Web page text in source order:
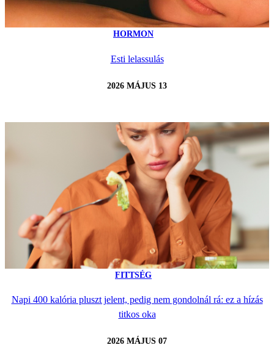
HORMON
Esti lelassulás
2026 MÁJUS 13
FITTSÉG
Napi 400 kalória pluszt jelent, pedig nem gondolnál rá: ez a hízás
titkos oka
2026 MÁJUS 07